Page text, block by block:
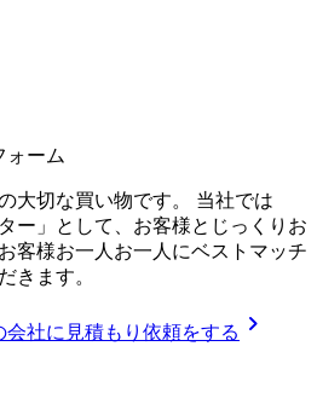
ォーム
大切な買い物です。 当社では
ー」として、お客様とじっくりお
客様お一人お一人にベストマッチ
きます。
会社に見積もり依頼をする chevron_right